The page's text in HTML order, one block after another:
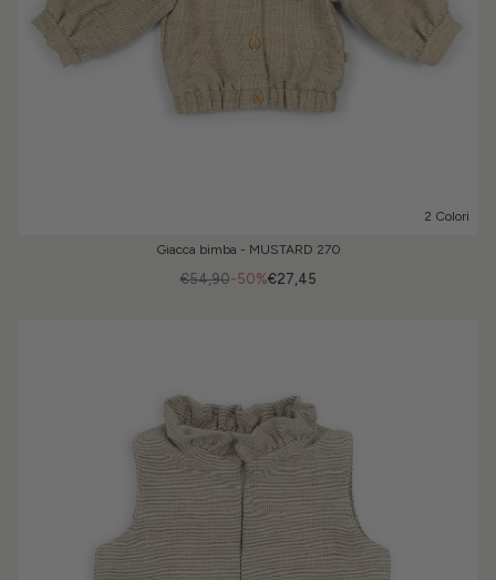
2 Colori
Giacca bimba - MUSTARD 270
-50%
€54,90 €27,45